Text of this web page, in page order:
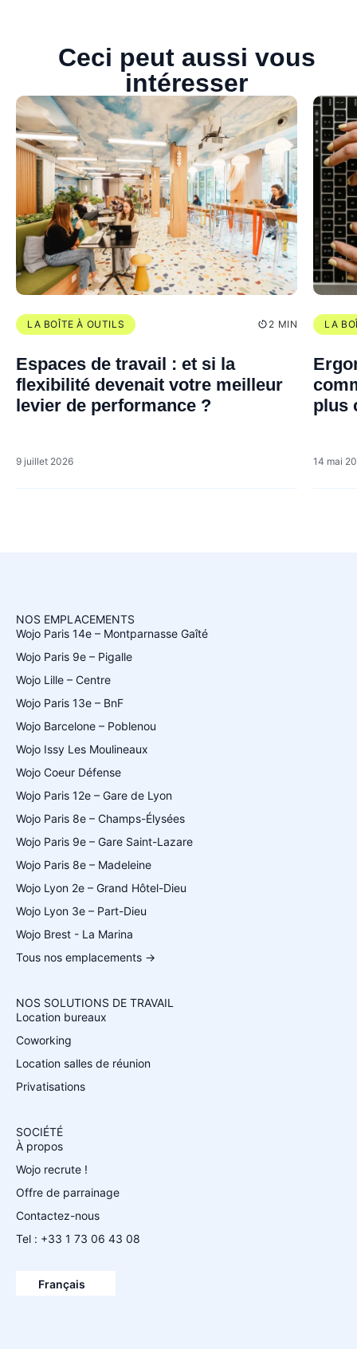
Ceci peut aussi vous
intéresser
LA BOÎTE À OUTILS 2 MIN
Espaces de travail : et si la
flexibilité devenait votre meilleur
levier de performance ?
9 juillet 2026
LA
plus
14 mai
NOS EMPLACEMENTS
Wojo Paris 14e – Montparnasse Gaîté
Wojo Paris 9e – Pigalle
Wojo Lille – Centre
Wojo Paris 13e – BnF
Wojo Barcelone – Poblenou
Wojo Issy Les Moulineaux
Wojo Coeur Défense
Wojo Paris 12e – Gare de Lyon
Wojo Paris 8e – Champs-Élysées
Wojo Paris 9e – Gare Saint-Lazare
Wojo Paris 8e – Madeleine
Wojo Lyon 2e – Grand Hôtel-Dieu
Wojo Lyon 3e – Part-Dieu
Wojo Brest - La Marina
Tous nos emplacements →
NOS SOLUTIONS DE TRAVAIL
Location bureaux
Coworking
Location salles de réunion
Privatisations
SOCIÉTÉ
À propos
Wojo recrute !
Offre de parrainage
Contactez-nous
Tel : +33 1 73 06 43 08
Français
Español
Deutsch